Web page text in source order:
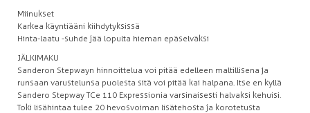
Miinukset
Karkea käyntiääni kiihdytyksissä
Hinta-laatu -suhde jää lopulta hieman epäselväksi
JÄLKIMAKU
Sanderon Stepwayn hinnoittelua voi pitää edelleen maltillisena ja
runsaan varustelunsa puolesta sitä voi pitää kai halpana. Itse en kyllä
Sandero Stepway TCe 110 Expressionia varsinaisesti halvaksi kehuisi.
Toki lisähintaa tulee 20 hevosvoiman lisätehosta ja korotetusta